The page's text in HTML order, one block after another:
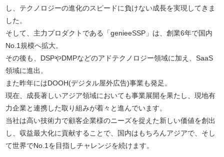
し、テクノロジーの進化のスピードに負けない成長を実現してきま
した。
そして、主力プロダクトである「genieeSSP」は、創業6年で国内
No.1規模へ拡大。
その後も、DSPやDMPなどのアドテクノロジー領域に加え、SaaS
領域に進出。
また昨年にはDOOH(デジタル屋外広告)事業も発足。
現在、成長著しいアジア領域においても事業展開を果たし、現地有
力企業と連携した取り組みが着々と進んでいます。
当社は高い技術力で顧客企業様のニーズを捉えた新しい価値を創出
し、収益最大化に貢献することで、国内はもちろんアジアで、そし
て世界でNo.1を目指しチャレンジを続けます。